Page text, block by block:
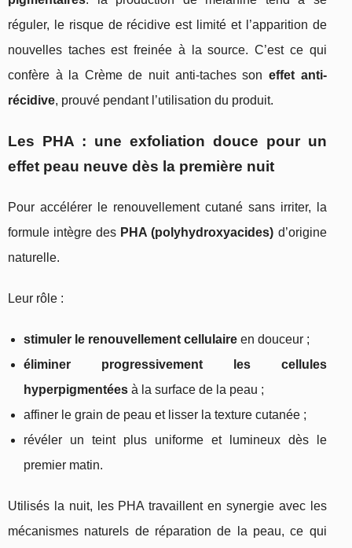
réguler, le risque de récidive est limité et l’apparition de
nouvelles taches est freinée à la source. C’est ce qui
confère à la Crème de nuit anti-taches son effet anti-
récidive, prouvé pendant l’utilisation du produit.
Les PHA : une exfoliation douce pour un
effet peau neuve dès la première nuit
Pour accélérer le renouvellement cutané sans irriter, la
formule intègre des PHA (polyhydroxyacides) d’origine
naturelle.
Leur rôle :
stimuler le renouvellement cellulaire en douceur ;
éliminer progressivement les cellules
hyperpigmentées à la surface de la peau ;
affiner le grain de peau et lisser la texture cutanée ;
révéler un teint plus uniforme et lumineux dès le
premier matin.
Utilisés la nuit, les PHA travaillent en synergie avec les
mécanismes naturels de réparation de la peau, ce qui